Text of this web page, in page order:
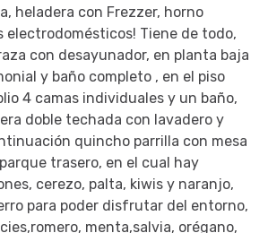
heladera con Frezzer, horno
electrodomésticos! Tiene de todo,
con desayunador, en planta baja
y baño completo , en el piso
4 camas individuales y un baño,
doble techada con lavadero y
quincho parrilla con mesa
trasero, en el cual hay
cerezo, palta, kiwis y naranjo,
para poder disfrutar del entorno,
menta,salvia, orégano,